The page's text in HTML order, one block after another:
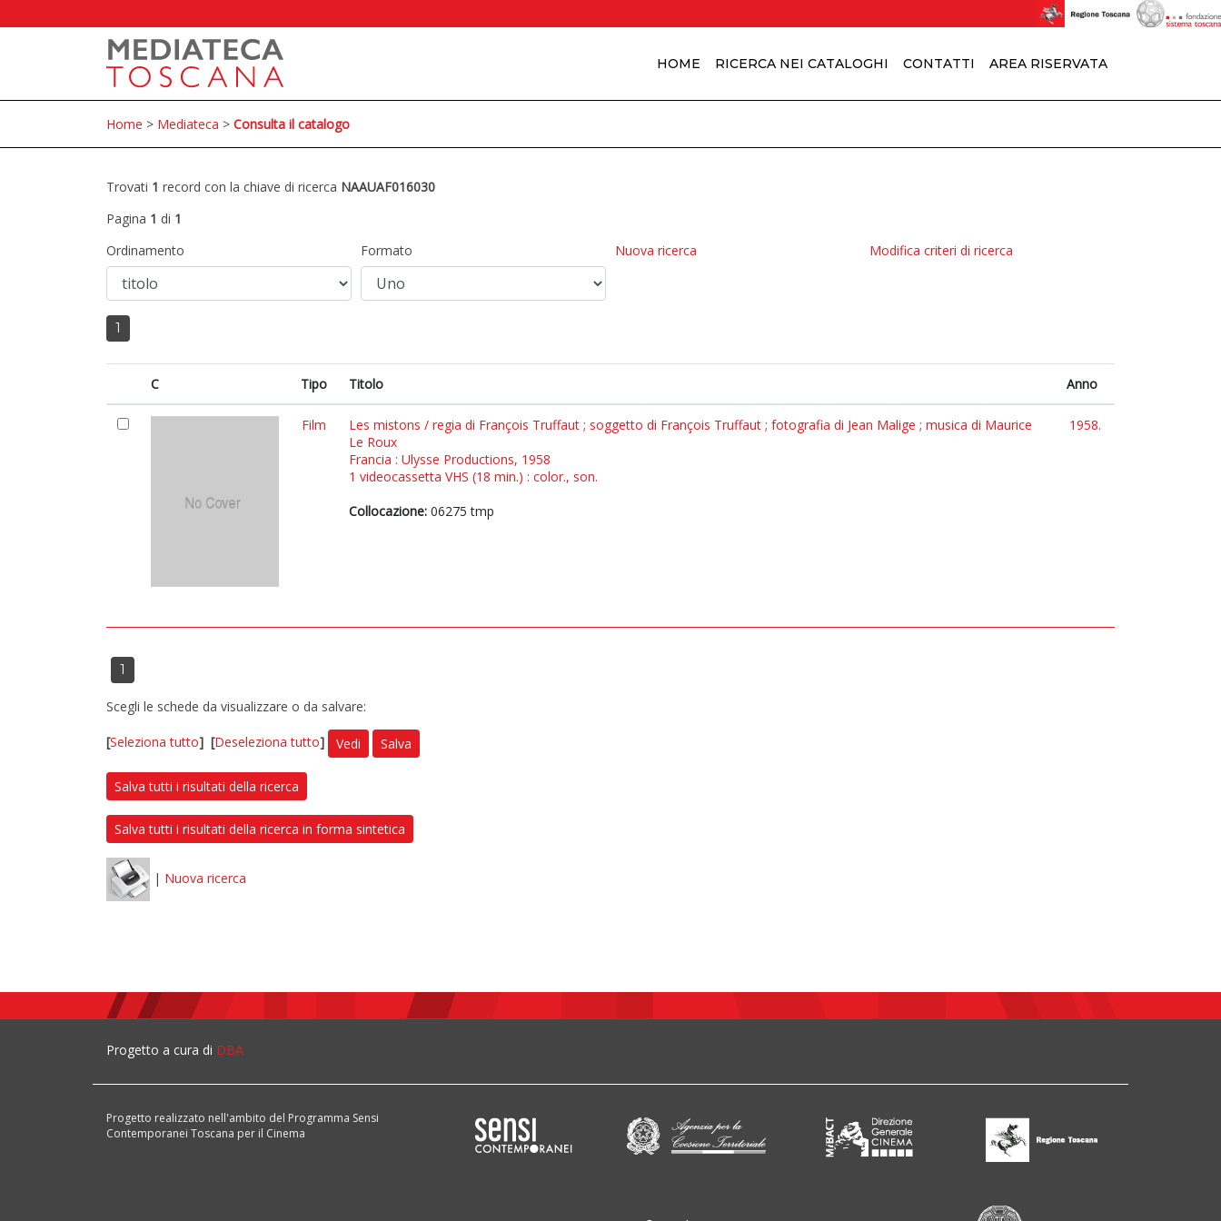
HOME RICERCA NEI CATALOGHI CONTATTI AREA RISERVATA
Home > Mediateca > Consulta il catalogo
Trovati 1 record con la chiave di ricerca NAAUAF016030
Pagina 1 di 1
Ordinamento
Formato Nuova ricerca Modifica criteri di ricerca
1
C Tipo Titolo Anno
Film
Les mistons / regia di François Truffaut ; soggetto di François Truffaut ; fotografia di Jean Malige ; musica di Maurice
Le Roux
Francia : Ulysse Productions, 1958
1 videocassetta VHS (18 min.) : color., son.
Collocazione: 06275 tmp
1958.
1
Scegli le schede da visualizzare o da salvare:
[Seleziona tutto] [Deseleziona tutto] Vedi Salva
Salva tutti i risultati della ricerca
Salva tutti i risultati della ricerca in forma sintetica
| Nuova ricerca
Progetto a cura di DBA
Progetto realizzato nell'ambito del Programma Sensi
Contemporanei Toscana per il Cinema